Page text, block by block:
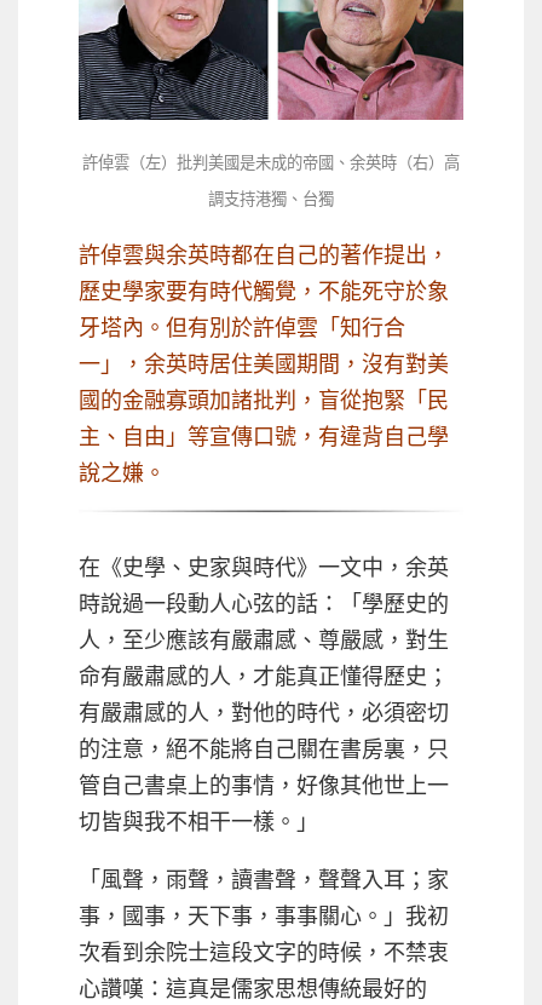
許倬雲（左）批判美國是未成的帝國、余英時（右）高
調支持港獨、台獨
許倬雲與余英時都在自己的著作提出，
歷史學家要有時代觸覺，不能死守於象
牙塔內。但有別於許倬雲「知行合
一」，余英時居住美國期間，沒有對美
國的金融寡頭加諸批判，盲從抱緊「民
主、自由」等宣傳口號，有違背自己學
說之嫌。
在《史學、史家與時代》一文中，余英
時說過一段動人心弦的話：「學歷史的
人，至少應該有嚴肅感、尊嚴感，對生
命有嚴肅感的人，才能真正懂得歷史；
有嚴肅感的人，對他的時代，必須密切
的注意，絕不能將自己關在書房裏，只
管自己書桌上的事情，好像其他世上一
切皆與我不相干一樣。」
「風聲，雨聲，讀書聲，聲聲入耳；家
事，國事，天下事，事事關心。」我初
次看到余院士這段文字的時候，不禁衷
心讚嘆：這真是儒家思想傳統最好的